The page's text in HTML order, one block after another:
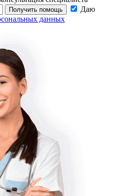
Получить помощь
Даю
данных